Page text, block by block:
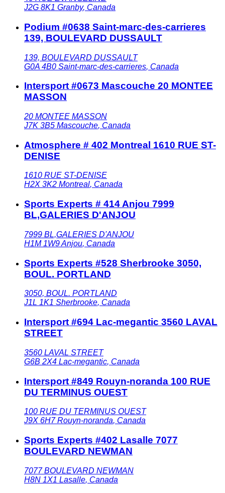
J2G 8K1 Granby, Canada
Podium #0638 Saint-marc-des-carrieres
139, BOULEVARD DUSSAULT
139, BOULEVARD DUSSAULT
G0A 4B0 Saint-marc-des-carrieres, Canada
Intersport #0673 Mascouche 20 MONTEE
MASSON
20 MONTEE MASSON
J7K 3B5 Mascouche, Canada
Atmosphere # 402 Montreal 1610 RUE ST-
DENISE
1610 RUE ST-DENISE
H2X 3K2 Montreal, Canada
Sports Experts # 414 Anjou 7999
BL,GALERIES D'ANJOU
7999 BL,GALERIES D'ANJOU
H1M 1W9Anjou, Canada
Sports Experts #528 Sherbrooke 3050,
BOUL. PORTLAND
3050, BOUL. PORTLAND
J1L 1K1 Sherbrooke, Canada
Intersport #694 Lac-megantic 3560 LAVAL
STREET
3560 LAVAL STREET
G6B 2X4 Lac-megantic, Canada
Intersport #849 Rouyn-noranda 100 RUE
DU TERMINUS OUEST
100 RUE DU TERMINUS OUEST
J9X 6H7 Rouyn-noranda, Canada
Sports Experts #402 Lasalle 7077
BOULEVARD NEWMAN
7077 BOULEVARD NEWMAN
H8N 1X1 Lasalle, Canada